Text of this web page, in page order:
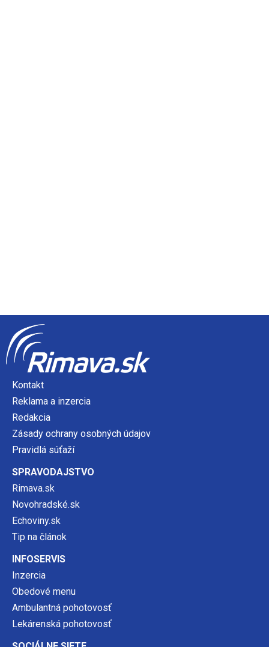
Kontakt
Reklama a inzercia
Redakcia
Zásady ochrany osobných údajov
Pravidlá súťaží
SPRAVODAJSTVO
Rimava.sk
Novohradské.sk
Echoviny.sk
Tip na článok
INFOSERVIS
Inzercia
Obedové menu
Ambulantná pohotovosť
Lekárenská pohotovosť